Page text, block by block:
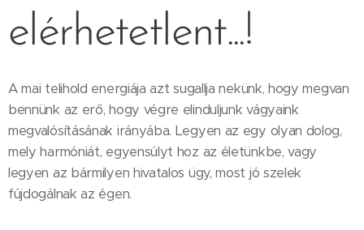
elérhetetlent...!
A mai telihold energiája azt sugallja nekünk, hogy megvan
bennünk az erő, hogy végre elinduljunk vágyaink
megvalósításának irányába. Legyen az egy olyan dolog,
mely harmóniát, egyensúlyt hoz az életünkbe, vagy
legyen az bármilyen hivatalos ügy, most jó szelek
fújdogálnak az égen.